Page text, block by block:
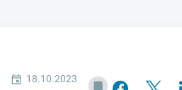
18.10.2023